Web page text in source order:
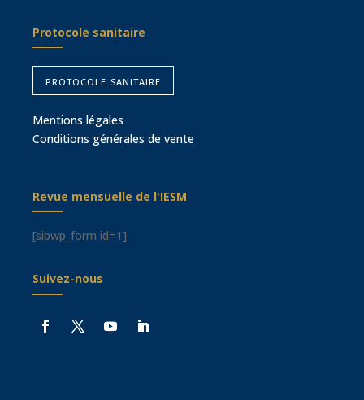
Protocole sanitaire
protocole sanitaire
Mentions légales
Conditions générales de vente
Revue mensuelle de l'IESM
[sibwp_form id=1]
Suivez-nous